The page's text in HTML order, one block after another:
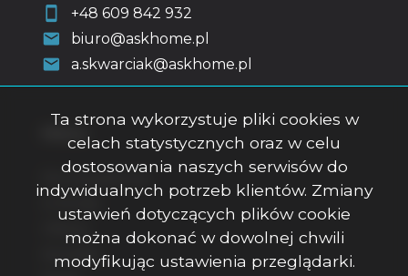
+48 609 842 932
biuro@askhome.pl
a.skwarciak@askhome.pl
Strona główna
O firmie
Kontakt
Ta strona wykorzystuje pliki cookies w
celach statystycznych oraz w celu
dostosowania naszych serwisów do
indywidualnych potrzeb klientów. Zmiany
ustawień dotyczących plików cookie
można dokonać w dowolnej chwili
modyfikując ustawienia przeglądarki.